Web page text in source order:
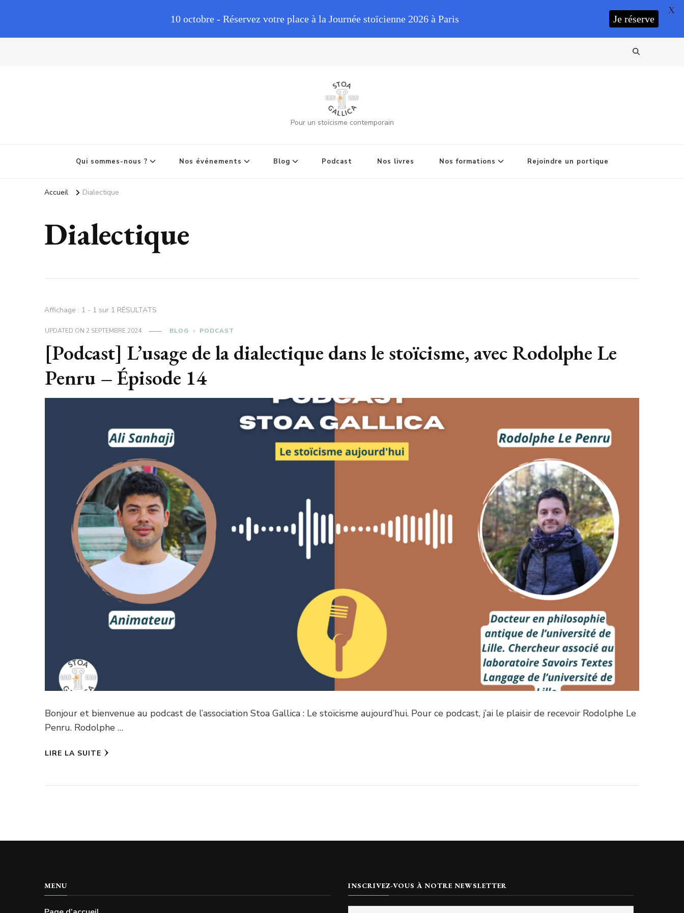
Pour un stoïcisme contemporain
Qui sommes-nous ? Nos événements Blog Podcast Nos livres Nos formations Rejoindre un portique
Accueil Dialectique
Dialectique
Affichage : 1 - 1 sur 1 RÉSULTATS
UPDATED ON 2 SEPTEMBRE 2024 BLOG PODCAST
[Podcast] L’usage de la dialectique dans le stoïcisme, avec Rodolphe Le
Penru – Épisode 14
Bonjour et bienvenue au podcast de l’association Stoa Gallica : Le stoïcisme aujourd’hui. Pour ce podcast, j’ai le plaisir de recevoir Rodolphe Le
Penru. Rodolphe …
LIRE LA SUITE
MENU INSCRIVEZ-VOUS À NOTRE NEWSLETTER
10 octobre - Réservez votre place à la Journée stoïcienne 2026 à Paris Je réserve
X